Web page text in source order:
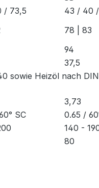
/ 73,5 43 / 40
78 | 83
94
37,5
sowie Heizöl nach
3,73
SC 0.65 /
140 -
80